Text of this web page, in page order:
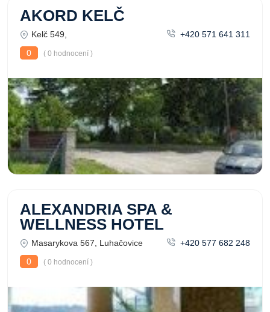
AKORD KELČ
Kelč 549,
+420 571 641 311
0
( 0 hodnocení )
ALEXANDRIA SPA &
WELLNESS HOTEL
Masarykova 567, Luhačovice
+420 577 682 248
0
( 0 hodnocení )